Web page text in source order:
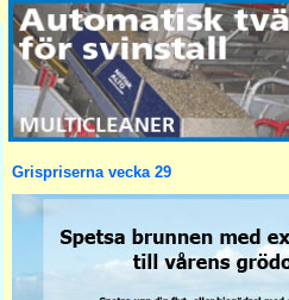
Grispriserna vecka 29